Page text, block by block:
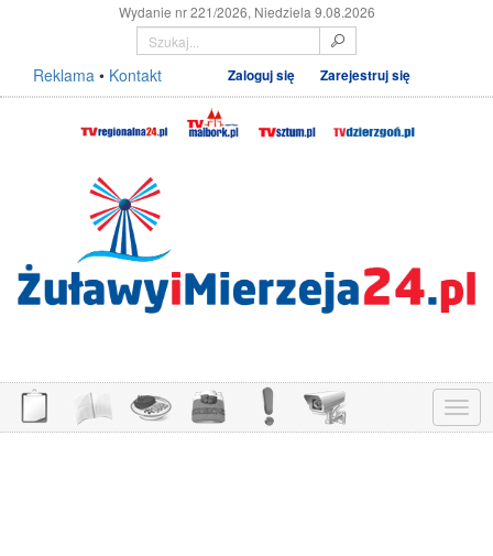
Wydanie nr 221/2026, Niedziela 9.08.2026
Reklama • Kontakt Zaloguj się Zarejestruj się
Menu